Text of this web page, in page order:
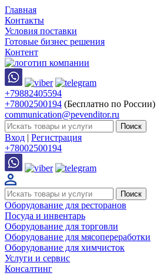
Главная
Контакты
Условия поставки
Готовые бизнес решения
Контент
+79882405594
+78002500194 (Бесплатно по России)
communication@pevenditor.ru
Вход | Регистрация
+78002500194
Оборудование для ресторанов
Посуда и инвентарь
Оборудование для торговли
Оборудование для мясопереработки
Оборудование для химчисток
Услуги и сервис
Консалтинг